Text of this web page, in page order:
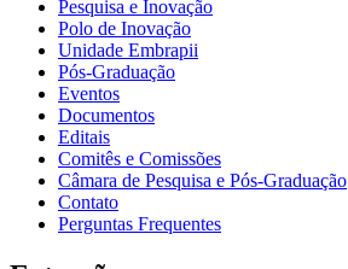
Pesquisa e Inovação
Polo de Inovação
Unidade Embrapii
Pós-Graduação
Eventos
Documentos
Editais
Comitês e Comissões
Câmara de Pesquisa e Pós-Graduação
Contato
Perguntas Frequentes